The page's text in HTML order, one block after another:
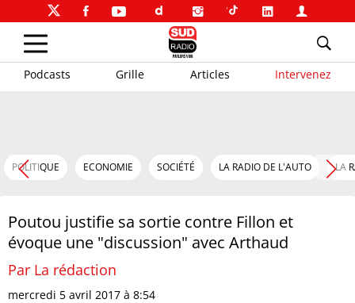
Podcasts Grille Articles Intervenez
POLITIQUE ECONOMIE SOCIÉTÉ LA RADIO DE L'AUTO LA
Poutou justifie sa sortie contre Fillon et
évoque une "discussion" avec Arthaud
Par La rédaction
mercredi 5 avril 2017 à 8:54